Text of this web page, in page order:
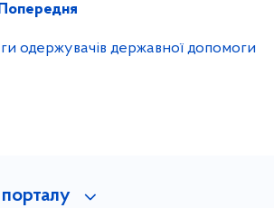
одержувачів державної допомоги